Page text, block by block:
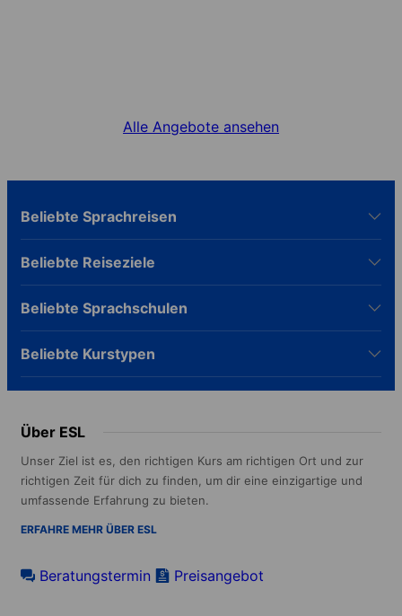
Alle Angebote ansehen
Beliebte Sprachreisen
Beliebte Reiseziele
Beliebte Sprachschulen
Beliebte Kurstypen
Über ESL
Unser Ziel ist es, den richtigen Kurs am richtigen Ort und zur
richtigen Zeit für dich zu finden, um dir eine einzigartige und
umfassende Erfahrung zu bieten.
ERFAHRE MEHR ÜBER ESL
Beratungstermin Preisangebot